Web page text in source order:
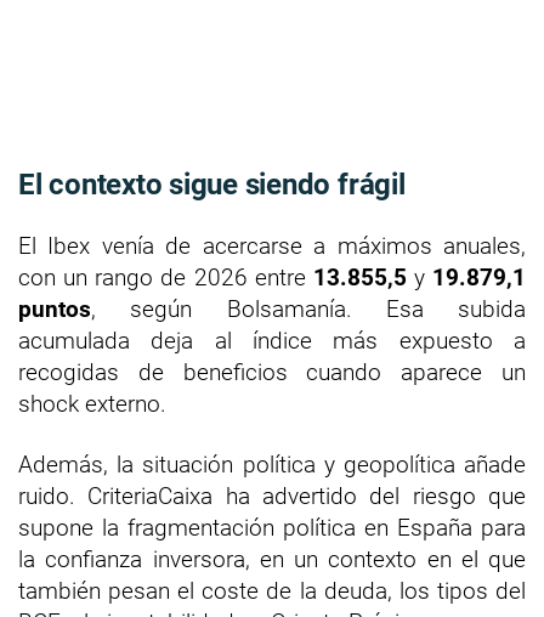
El contexto sigue siendo frágil
El Ibex venía de acercarse a máximos anuales,
con un rango de 2026 entre 13.855,5 y 19.879,1
puntos, según Bolsamanía. Esa subida
acumulada deja al índice más expuesto a
recogidas de beneficios cuando aparece un
shock externo.
Además, la situación política y geopolítica añade
ruido. CriteriaCaixa ha advertido del riesgo que
supone la fragmentación política en España para
la confianza inversora, en un contexto en el que
también pesan el coste de la deuda, los tipos del